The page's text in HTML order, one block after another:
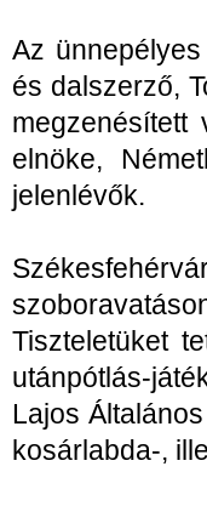
Az
és dalszerző,
elnöke,
jelenlévők.
Tiszteletüket
utánpótlás-
Lajos
kosárlabda-,